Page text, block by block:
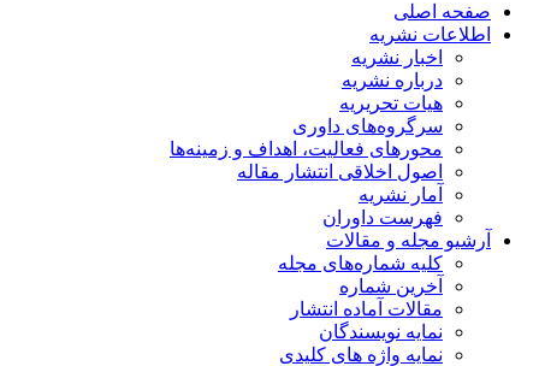
صفحه اصلی
اطلاعات نشریه
اخبار نشریه
درباره نشریه
هیات تحریریه
سرگروه‌های داوری
محورهای فعالیت، اهداف و زمینه‌ها
اصول اخلاقی انتشار مقاله
آمار نشریه
فهرست داوران
آرشیو مجله و مقالات
کلیه شماره‌های مجله
آخرین شماره
مقالات آماده انتشار
نمایه نویسندگان
نمایه واژه های کلیدی